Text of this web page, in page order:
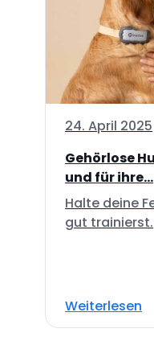
24. April 2025
Gehörlose
und für ihre...
Halte deine
gut trainierst.
Weiterlesen